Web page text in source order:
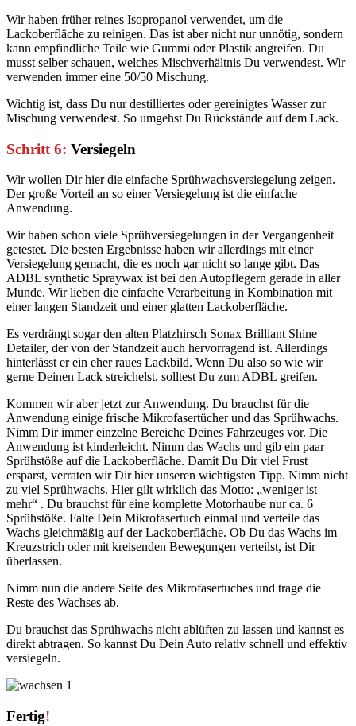
Wir haben früher reines Isopropanol verwendet, um die
Lackoberfläche zu reinigen. Das ist aber nicht nur unnötig, sondern
kann empfindliche Teile wie Gummi oder Plastik angreifen. Du
musst selber schauen, welches Mischverhältnis Du verwendest. Wir
verwenden immer eine 50/50 Mischung.
Wichtig ist, dass Du nur destilliertes oder gereinigtes Wasser zur
Mischung verwendest. So umgehst Du Rückstände auf dem Lack.
Schritt 6: Versiegeln
Wir wollen Dir hier die einfache Sprühwachsversiegelung zeigen.
Der große Vorteil an so einer Versiegelung ist die einfache
Anwendung.
Wir haben schon viele Sprühversiegelungen in der Vergangenheit
getestet. Die besten Ergebnisse haben wir allerdings mit einer
Versiegelung gemacht, die es noch gar nicht so lange gibt. Das
ADBL synthetic Spraywax ist bei den Autopflegern gerade in aller
Munde. Wir lieben die einfache Verarbeitung in Kombination mit
einer langen Standzeit und einer glatten Lackoberfläche.
Es verdrängt sogar den alten Platzhirsch Sonax Brilliant Shine
Detailer, der von der Standzeit auch hervorragend ist. Allerdings
hinterlässt er ein eher raues Lackbild. Wenn Du also so wie wir
gerne Deinen Lack streichelst, solltest Du zum ADBL greifen.
Kommen wir aber jetzt zur Anwendung. Du brauchst für die
Anwendung einige frische Mikrofasertücher und das Sprühwachs.
Nimm Dir immer einzelne Bereiche Deines Fahrzeuges vor. Die
Anwendung ist kinderleicht. Nimm das Wachs und gib ein paar
Sprühstöße auf die Lackoberfläche. Damit Du Dir viel Frust
ersparst, verraten wir Dir hier unseren wichtigsten Tipp. Nimm nicht
zu viel Sprühwachs. Hier gilt wirklich das Motto: „weniger ist
mehr“ . Du brauchst für eine komplette Motorhaube nur ca. 6
Sprühstöße. Falte Dein Mikrofasertuch einmal und verteile das
Wachs gleichmäßig auf der Lackoberfläche. Ob Du das Wachs im
Kreuzstrich oder mit kreisenden Bewegungen verteilst, ist Dir
überlassen.
Nimm nun die andere Seite des Mikrofasertuches und trage die
Reste des Wachses ab.
Du brauchst das Sprühwachs nicht ablüften zu lassen und kannst es
direkt abtragen. So kannst Du Dein Auto relativ schnell und effektiv
versiegeln.
Fertig!